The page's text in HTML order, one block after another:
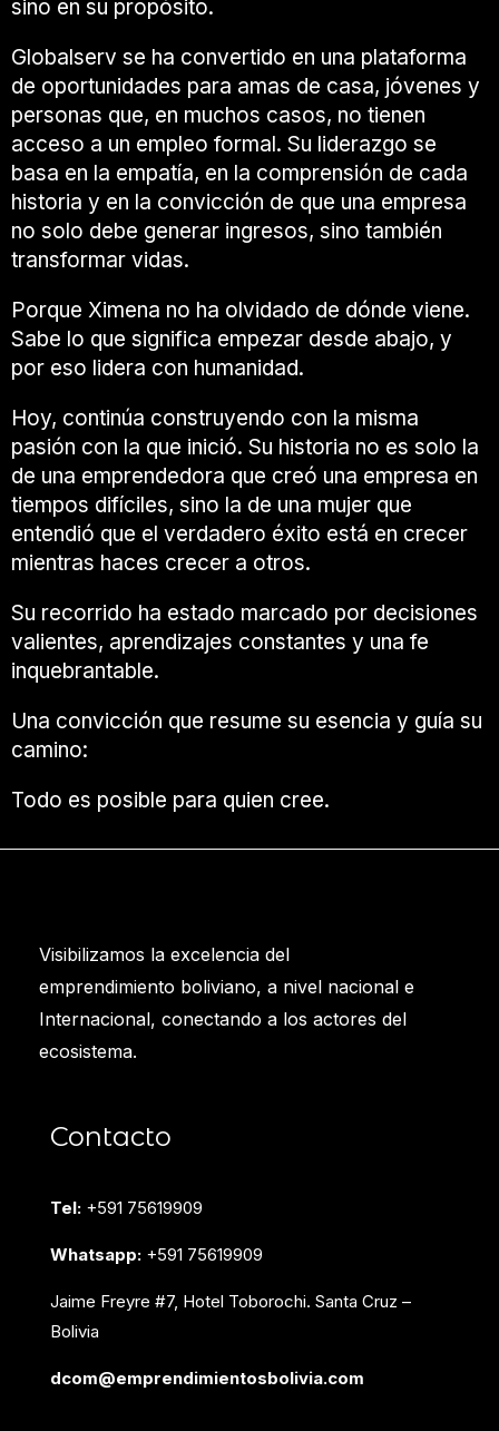
sino en su propósito.
Globalserv se ha convertido en una plataforma
de oportunidades para amas de casa, jóvenes y
personas que, en muchos casos, no tienen
acceso a un empleo formal. Su liderazgo se
basa en la empatía, en la comprensión de cada
historia y en la convicción de que una empresa
no solo debe generar ingresos, sino también
transformar vidas.
Porque Ximena no ha olvidado de dónde viene.
Sabe lo que significa empezar desde abajo, y
por eso lidera con humanidad.
Hoy, continúa construyendo con la misma
pasión con la que inició. Su historia no es solo la
de una emprendedora que creó una empresa en
tiempos difíciles, sino la de una mujer que
entendió que el verdadero éxito está en crecer
mientras haces crecer a otros.
Su recorrido ha estado marcado por decisiones
valientes, aprendizajes constantes y una fe
inquebrantable.
Una convicción que resume su esencia y guía su
camino:
Todo es posible para quien cree.
Visibilizamos la excelencia del
emprendimiento boliviano, a nivel nacional e
Internacional, conectando a los actores del
ecosistema.
Contacto
Tel: +591 75619909
Whatsapp: +591 75619909
Jaime Freyre #7, Hotel Toborochi. Santa Cruz –
Bolivia
dcom@emprendimientosbolivia.com